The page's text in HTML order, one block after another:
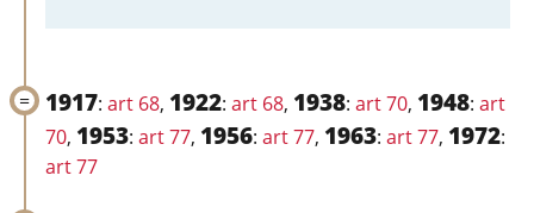
1917: art 68, 1922: art 68, 1938: art 70, 1948: art
70, 1953: art 77, 1956: art 77, 1963: art 77, 1972:
art 77